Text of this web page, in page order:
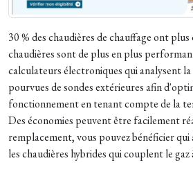
30 % des chaudières de chauffage ont plus
chaudières sont de plus en plus
calculateurs électroniques qui analysent
pourvues de sondes extérieures afin
fonctionnement en tenant compte de la
Des économies peuvent être facilement
remplacement, vous pouvez bénéficier
les chaudières hybrides qui couplent le